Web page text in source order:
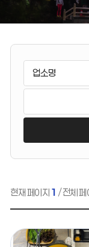
게
판
색
현재 페이지 1 / 전체